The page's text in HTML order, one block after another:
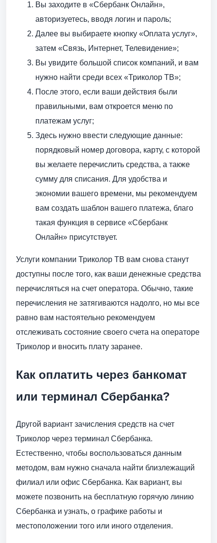
Вы заходите в «Сбербанк Онлайн»,
авторизуетесь, вводя логин и пароль;
Далее вы выбираете кнопку «Оплата услуг»,
затем «Связь, Интернет, Телевидение»;
Вы увидите большой список компаний, и вам
нужно найти среди всех «Триколор ТВ»;
После этого, если ваши действия были
правильными, вам откроется меню по
платежам услуг;
Здесь нужно ввести следующие данные:
порядковый номер договора, карту, с которой
вы желаете перечислить средства, а также
сумму для списания. Для удобства и
экономии вашего времени, мы рекомендуем
вам создать шаблон вашего платежа, благо
такая функция в сервисе «Сбербанк
Онлайн» присутствует.
Услуги компании Триколор ТВ вам снова станут
доступны после того, как ваши денежные средства
перечисляться на счет оператора. Обычно, такие
перечисления не затягиваются надолго, но мы все
равно вам настоятельно рекомендуем
отслеживать состояние своего счета на операторе
Триколор и вносить плату заранее.
Как оплатить через банкомат
или терминал Сбербанка?
Другой вариант зачисления средств на счет
Триколор через терминал Сбербанка.
Естественно, чтобы воспользоваться данным
методом, вам нужно сначала найти близлежащий
филиал или офис Сбербанка. Как вариант, вы
можете позвонить на бесплатную горячую линию
Сбербанка и узнать, о графике работы и
местоположении того или иного отделения.